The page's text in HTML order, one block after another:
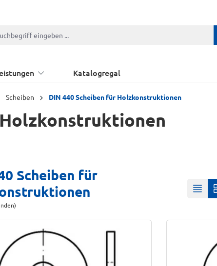
Suche
Katalogregal
Scheiben DIN 440 Scheiben für Holzkonstruktionen
Scheiben für